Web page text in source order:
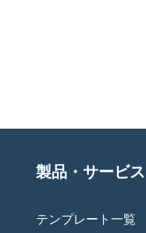
製品・サービス
テンプレート一覧